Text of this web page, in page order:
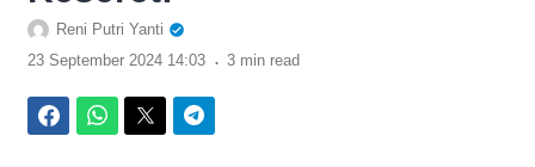
Reni Putri Yanti
23 September 2024 14:03 . 3 min read